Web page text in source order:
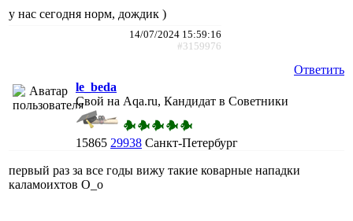
у нас сегодня норм, дождик )
14/07/2024 15:59:16
#3159976
Ответить
le_beda
Свой на Aqa.ru, Кандидат в Советники
15865 29938 Санкт-Петербург
первый раз за все годы вижу такие коварные нападки
каламоихтов О_о